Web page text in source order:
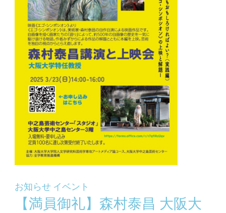
お知らせ イベント
【満員御礼】森村泰昌 大阪大